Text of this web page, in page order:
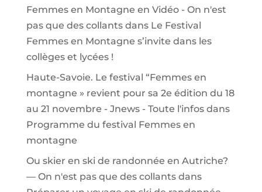
Femmes en Montagne en Vidéo - On n'est
pas que des collantsdans Le Festival
Femmes en Montagne s’invite dans les
collèges et lycées !
Haute-Savoie. Le festival “Femmes en
montagne » revient pour sa 2e édition du 18
au 21 novembre - Jnews - Toute l'infosdans
Programme du festival Femmes en
montagne
Ou skier en ski de randonnée en Autriche?
— On n'est pas que des collantsdans